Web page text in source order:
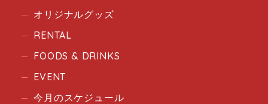
オリジナルグッズ
RENTAL
FOODS & DRINKS
EVENT
今月のスケジュール